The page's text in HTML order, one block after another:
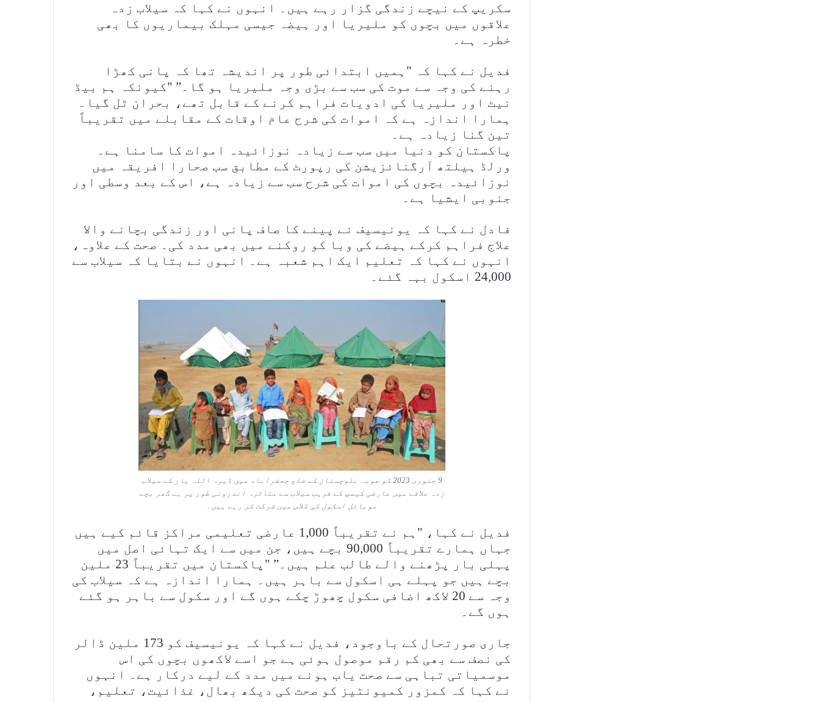
سکریپ کے نیچے زندگی گزار رہے ہیں۔ انہوں نے کہا کہ سیلاب زدہ
علاقوں میں بچوں کو ملیریا اور ہیضہ جیسی مہلک بیماریوں کا بھی
خطرہ ہے۔
فدیل نے کہا کہ "ہمیں ابتدائی طور پر اندیشہ تھا کہ پانی کھڑا
رہنے کی وجہ سے موت کی سب سے بڑی وجہ ملیریا ہو گا۔” "کیونکہ ہم بیڈ
نیٹ اور ملیریا کی ادویات فراہم کرنے کے قابل تھے، بحران ٹل گیا۔
ہمارا اندازہ ہے کہ اموات کی شرح عام اوقات کے مقابلے میں تقریباً
تین گنا زیادہ ہے۔
پاکستان کو دنیا میں سب سے زیادہ نوزائیدہ اموات کا سامنا ہے۔
ورلڈ ہیلتھ آرگنائزیشن کی رپورٹ کے مطابق سب صحارا افریقہ میں
نوزائیدہ بچوں کی اموات کی شرح سب سے زیادہ ہے، اس کے بعد وسطی اور
جنوبی ایشیا ہے۔
فادل نے کہا کہ یونیسیف نے پینے کا صاف پانی اور زندگی بچانے والا
علاج فراہم کرکے ہیضے کی وبا کو روکنے میں بھی مدد کی۔ صحت کے علاوہ،
انہوں نے کہا کہ تعلیم ایک اہم شعبہ ہے۔ انہوں نے بتایا کہ سیلاب سے
24,000 اسکول بہہ گئے۔
9 جنوری 2023 کو صوبہ بلوچستان کے ضلع جعفرآباد میں ڈیرہ اللہ یار کے سیلاب
زدہ علاقے میں عارضی کیمپ کے قریب سیلاب سے متاثرہ اندرونی طور پر بے گھر بچے
موبائل اسکول کی کلاس میں شرکت کر رہے ہیں۔
فدیل نے کہا، "ہم نے تقریباً 1,000 عارضی تعلیمی مراکز قائم کیے ہیں
جہاں ہمارے تقریباً 90,000 بچے ہیں، جن میں سے ایک تہائی اصل میں
پہلی بار پڑھنے والے طالب علم ہیں۔” "پاکستان میں تقریباً 23 ملین
بچے ہیں جو پہلے ہی اسکول سے باہر ہیں۔ ہمارا اندازہ ہے کہ سیلاب کی
وجہ سے 20 لاکھ اضافی سکول چھوڑ چکے ہوں گے اور سکول سے باہر ہو گئے
ہوں گے۔
جاری صورتحال کے باوجود، فدیل نے کہا کہ یونیسیف کو 173 ملین ڈالر
کی نصف سے بھی کم رقم موصول ہوئی ہے جو اسے لاکھوں بچوں کی اس
موسمیاتی تباہی سے صحت یاب ہونے میں مدد کے لیے درکار ہے۔ انہوں
نے کہا کہ کمزور کمیونٹیز کو صحت کی دیکھ بھال، غذائیت، تعلیم،